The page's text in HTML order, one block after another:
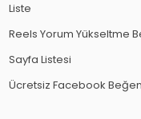
Liste
Reels Yorum Yükseltme
Sayfa Listesi
Ücretsiz Facebook